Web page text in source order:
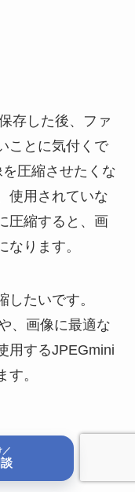
存した後、ファ
ことに気付くで
圧縮させたくな
使用されていな
圧縮すると、画
ります。
たいです。
、画像に最適な
用するJPEGmini
。
／